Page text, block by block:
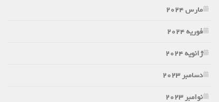
مارس 2024
فوریه 2024
ژانویه 2024
دسامبر 2023
نوامبر 2023